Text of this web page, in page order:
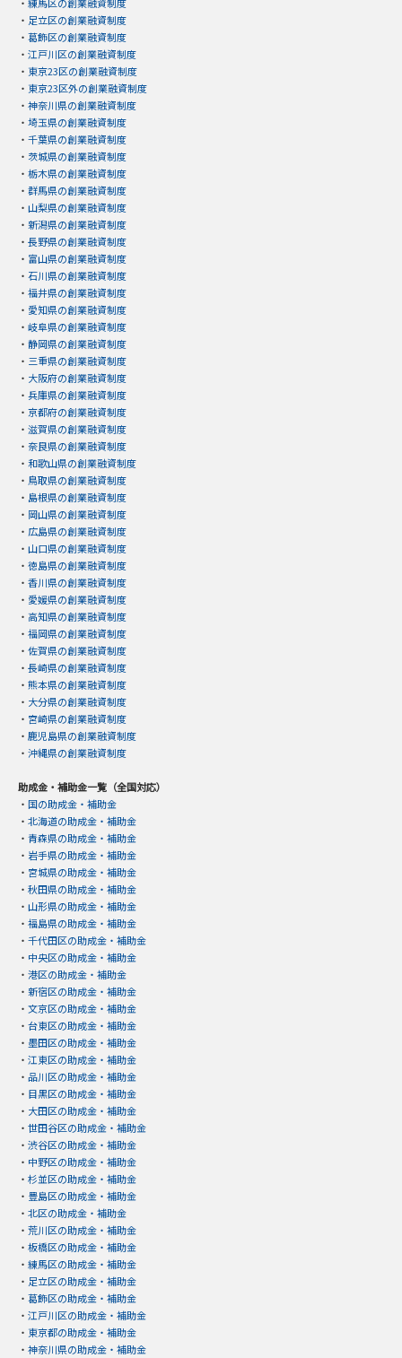
・ 練馬区の創業融資制度
・ 足立区の創業融資制度
・ 葛飾区の創業融資制度
・ 江戸川区の創業融資制度
・ 東京23区の創業融資制度
・ 東京23区外の創業融資制度
・ 神奈川県の創業融資制度
・ 埼玉県の創業融資制度
・ 千葉県の創業融資制度
・ 茨城県の創業融資制度
・ 栃木県の創業融資制度
・ 群馬県の創業融資制度
・ 山梨県の創業融資制度
・ 新潟県の創業融資制度
・ 長野県の創業融資制度
・ 富山県の創業融資制度
・ 石川県の創業融資制度
・ 福井県の創業融資制度
・ 愛知県の創業融資制度
・ 岐阜県の創業融資制度
・ 静岡県の創業融資制度
・ 三重県の創業融資制度
・ 大阪府の創業融資制度
・ 兵庫県の創業融資制度
・ 京都府の創業融資制度
・ 滋賀県の創業融資制度
・ 奈良県の創業融資制度
・ 和歌山県の創業融資制度
・ 鳥取県の創業融資制度
・ 島根県の創業融資制度
・ 岡山県の創業融資制度
・ 広島県の創業融資制度
・ 山口県の創業融資制度
・ 徳島県の創業融資制度
・ 香川県の創業融資制度
・ 愛媛県の創業融資制度
・ 高知県の創業融資制度
・ 福岡県の創業融資制度
・ 佐賀県の創業融資制度
・ 長崎県の創業融資制度
・ 熊本県の創業融資制度
・ 大分県の創業融資制度
・ 宮崎県の創業融資制度
・ 鹿児島県の創業融資制度
・ 沖縄県の創業融資制度
助成金・補助金一覧（全国対応）
・ 国の助成金・補助金
・ 北海道の助成金・補助金
・ 青森県の助成金・補助金
・ 岩手県の助成金・補助金
・ 宮城県の助成金・補助金
・ 秋田県の助成金・補助金
・ 山形県の助成金・補助金
・ 福島県の助成金・補助金
・ 千代田区の助成金・補助金
・ 中央区の助成金・補助金
・ 港区の助成金・補助金
・ 新宿区の助成金・補助金
・ 文京区の助成金・補助金
・ 台東区の助成金・補助金
・ 墨田区の助成金・補助金
・ 江東区の助成金・補助金
・ 品川区の助成金・補助金
・ 目黒区の助成金・補助金
・ 大田区の助成金・補助金
・ 世田谷区の助成金・補助金
・ 渋谷区の助成金・補助金
・ 中野区の助成金・補助金
・ 杉並区の助成金・補助金
・ 豊島区の助成金・補助金
・ 北区の助成金・補助金
・ 荒川区の助成金・補助金
・ 板橋区の助成金・補助金
・ 練馬区の助成金・補助金
・ 足立区の助成金・補助金
・ 葛飾区の助成金・補助金
・ 江戸川区の助成金・補助金
・ 東京都の助成金・補助金
・ 神奈川県の助成金・補助金